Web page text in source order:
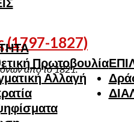
Πρωτοβουλία
Αλλαγή
(1797-1827)
από το 1821.